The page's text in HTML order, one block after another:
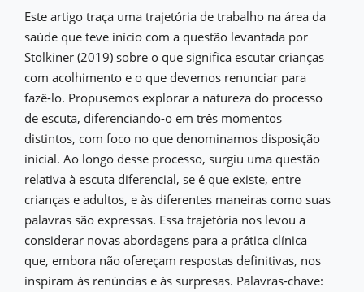
Este artigo traça uma trajetória de trabalho na área da
saúde que teve início com a questão levantada por
Stolkiner (2019) sobre o que significa escutar crianças
com acolhimento e o que devemos renunciar para
fazê-lo. Propusemos explorar a natureza do processo
de escuta, diferenciando-o em três momentos
distintos, com foco no que denominamos disposição
inicial. Ao longo desse processo, surgiu uma questão
relativa à escuta diferencial, se é que existe, entre
crianças e adultos, e às diferentes maneiras como suas
palavras são expressas. Essa trajetória nos levou a
considerar novas abordagens para a prática clínica
que, embora não ofereçam respostas definitivas, nos
inspiram às renúncias e às surpresas. Palavras-chave: